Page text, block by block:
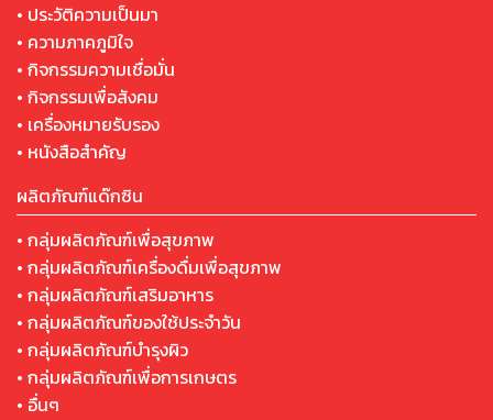
• ประวัติความเป็นมา
• ความภาคภูมิใจ
• กิจกรรมความเชื่อมั่น
• กิจกรรมเพื่อสังคม
• เครื่องหมายรับรอง
• หนังสือสำคัญ
ผลิตภัณฑ์แด๊กซิน
• กลุ่มผลิตภัณฑ์เพื่อสุขภาพ
• กลุ่มผลิตภัณฑ์เครื่องดื่มเพื่อสุขภาพ
• กลุ่มผลิตภัณฑ์เสริมอาหาร
• กลุ่มผลิตภัณฑ์ของใช้ประจำวัน
• กลุ่มผลิตภัณฑ์บำรุงผิว
• กลุ่มผลิตภัณฑ์เพื่อการเกษตร
• อื่นๆ